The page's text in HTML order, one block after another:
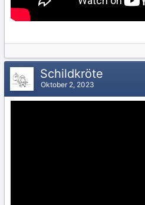
Schildkröte
Oktober 2, 2023